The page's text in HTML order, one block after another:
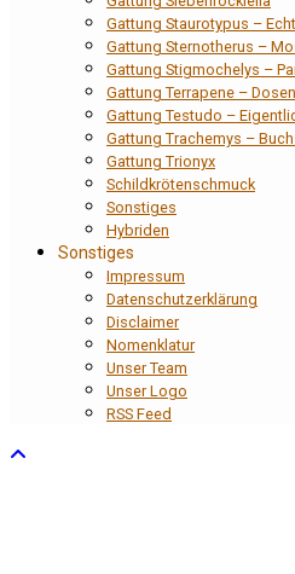
Gattung Staurotypus –
Gattung Sternotherus –
Gattung Stigmochelys –
Gattung Terrapene –
Gattung Testudo –
Gattung Trachemys –
Gattung Trionyx
Schildkrötenschmuck
Sonstiges
Hybriden
Sonstiges
Impressum
Datenschutzerklärung
Disclaimer
Nomenklatur
Unser Team
Unser Logo
RSS Feed